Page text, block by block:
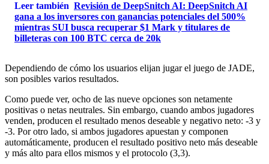
Leer también Revisión de DeepSnitch AI: DeepSnitch AI
gana a los inversores con ganancias potenciales del 500%
mientras SUI busca recuperar $1 Mark y titulares de
billeteras con 100 BTC cerca de 20k
Dependiendo de cómo los usuarios elijan jugar el juego de JADE,
son posibles varios resultados.
Como puede ver, ocho de las nueve opciones son netamente
positivas o netas neutrales. Sin embargo, cuando ambos jugadores
venden, producen el resultado menos deseable y negativo neto: -3 y
-3. Por otro lado, si ambos jugadores apuestan y componen
automáticamente, producen el resultado positivo neto más deseable
y más alto para ellos mismos y el protocolo (3,3).